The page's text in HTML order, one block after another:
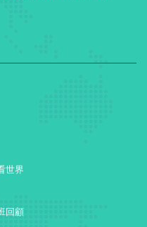
世界
回顧